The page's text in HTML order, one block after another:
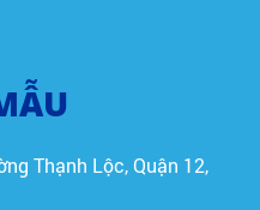
Thạnh Lộc, Quận 12,